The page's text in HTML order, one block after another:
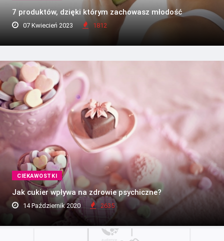
7 produktów, dzięki którym zachowasz młodość
07 Kwiecień 2023 1812
CIEKAWOSTKI
Jak cukier wpływa na zdrowie psychiczne?
14 Październik 2020 2635